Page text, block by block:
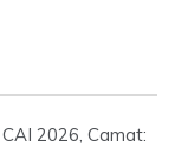
2026, Camat: